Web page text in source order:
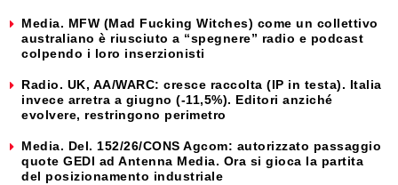
Media. MFW (Mad Fucking Witches) come un collettivo
australiano è riusciuto a “spegnere” radio e podcast
colpendo i loro inserzionisti
Radio. UK, AA/WARC: cresce raccolta (IP in testa). Italia
invece arretra a giugno (-11,5%). Editori anziché
evolvere, restringono perimetro
Media. Del. 152/26/CONS Agcom: autorizzato passaggio
quote GEDI ad Antenna Media. Ora si gioca la partita
del posizionamento industriale